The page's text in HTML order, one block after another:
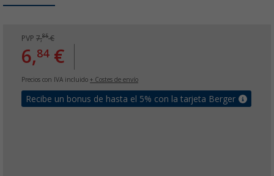
PVP 7,85€
6,84€
Precios con IVA incluido + Costes de envío
Recibe un bonus de hasta el 5% con la tarjeta Berger